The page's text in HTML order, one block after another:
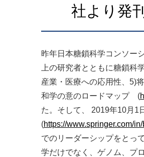
社より発
昨年日本糖鎖科学コンソー
上の研究者とともに糖鎖
産業・医療への応用性、5)
和学の意のロードマップ (
た。そして、 2019年10月
(https://www.springer.com/
でのリーダーシップをとっ
学だけでなく、ゲノム、プ